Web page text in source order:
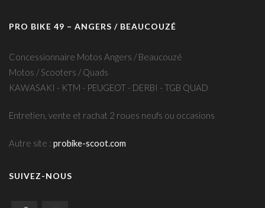
PRO BIKE 49 – ANGERS / BEAUCOUZÉ
Concessionnaire Motos Angers / Beaucouzé
Motos / Scooters / Quads
KAWASAKI - KTM - PEUGEOT - DERBI - TGB QUAD
Entretien, vente et rachat 2 roues neufs ou occasions
Autre site : probike-scoot.com
SUIVEZ-NOUS